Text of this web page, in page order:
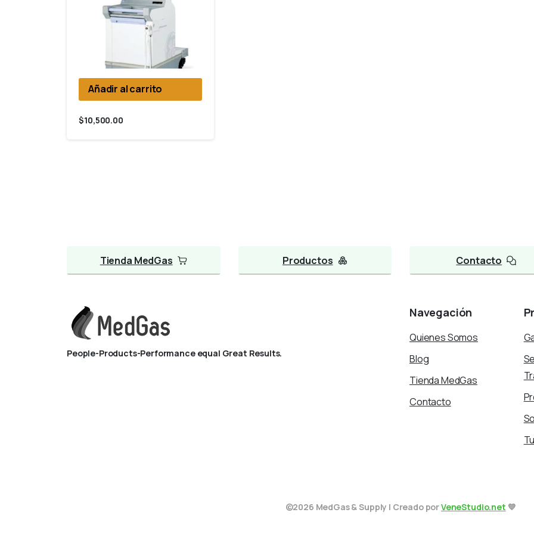
Añadir al carrito
$10,500.00
Tienda MedGas Productos Contacto
People-Products-Performance equal Great Results.
Navegación
Quienes Somos
Blog
Tienda MedGas
Contacto
©2026 MedGas & Supply | Creado porVeneStudio.net 💙